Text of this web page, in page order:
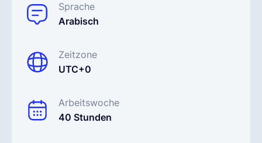
Sprache
Arabisch
Zeitzone
UTC+0
Arbeitswoche
40 Stunden